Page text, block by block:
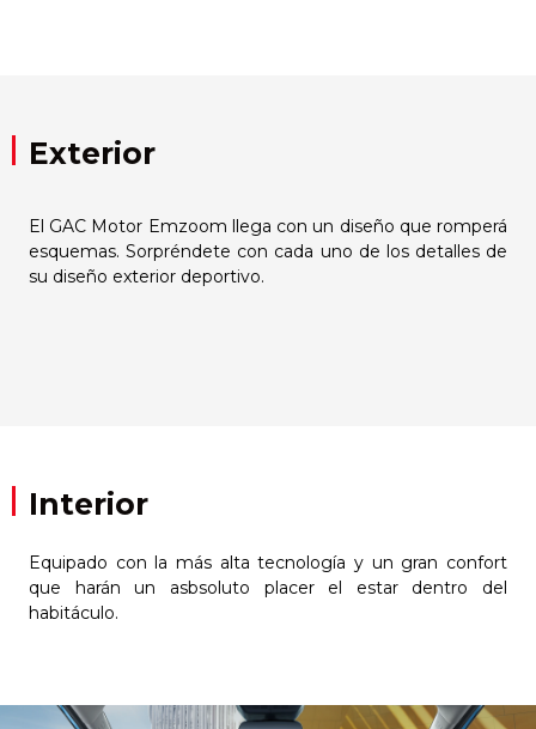
Exterior
El GAC Motor Emzoom llega con un diseño que romperá
esquemas. Sorpréndete con cada uno de los detalles de
su diseño exterior deportivo.
Interior
Equipado con la más alta tecnología y un gran confort
que harán un asbsoluto placer el estar dentro del
habitáculo.